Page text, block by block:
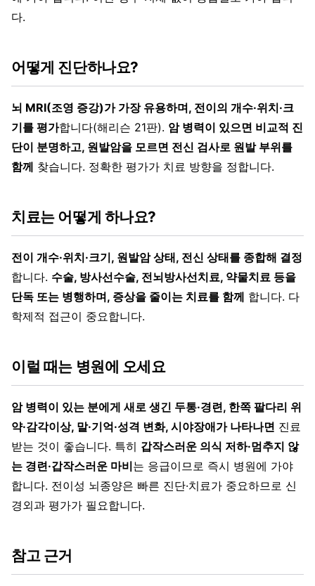
다.
어떻게 진단하나요?
뇌 MRI(조영 증강)가 가장 유용하며, 전이의 개수·위치·크
기를 평가합니다(해리슨 21판). 암 병력이 있으면 비교적 진
단이 분명하고, 원발암을 모르면 전신 검사로 원발 부위를
함께 찾습니다. 정확한 평가가 치료 방향을 정합니다.
치료는 어떻게 하나요?
전이 개수·위치·크기, 원발암 상태, 전신 상태를 종합해 결정
합니다. 수술, 방사선수술, 전뇌방사선치료, 약물치료 등을
단독 또는 병행하며, 증상을 줄이는 치료를 함께 합니다. 다
학제적 접근이 중요합니다.
이럴 때는 병원에 오세요
암 병력이 있는 분에게 새로 생긴 두통·경련, 한쪽 팔다리 위
약·감각이상, 말·기억·성격 변화, 시야장애가 나타나면 진료
받는 것이 좋습니다. 특히 갑작스러운 의식 저하·멈추지 않
는 경련·갑작스러운 마비는 응급이므로 즉시 병원에 가야
합니다. 전이성 뇌종양은 빠른 진단·치료가 중요하므로 신
경외과 평가가 필요합니다.
참고 근거